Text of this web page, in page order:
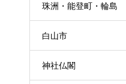
珠洲・能登町・輪島
白山市
神社仏閣